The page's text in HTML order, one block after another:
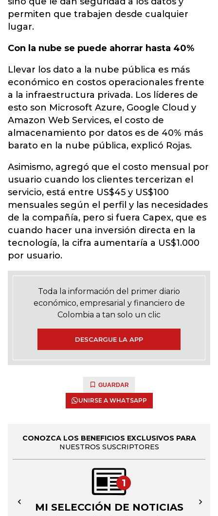
permiten que trabajen desde cualquier
lugar.
Con la nube se puede ahorrar hasta 40%
Llevar los dato a la nube pública es más
económico en costos operacionales frente
a la infraestructura privada. Los líderes de
esto son Microsoft Azure, Google Cloud y
Amazon Web Services, el costo de
almacenamiento por datos es de 40% más
barato en la nube pública, explicó Rojas.
Asimismo, agregó que el costo mensual por
usuario cuando los clientes tercerizan el
servicio, está entre US$45 y US$100
mensuales según el perfil y las necesidades
de la compañía, pero si fuera Capex, que es
cuando hacer una inversión directa en la
tecnología, la cifra aumentaría a US$1.000
por usuario.
Toda la información del primer diario
económico, empresarial y financiero de
Colombia a tan solo un clic
DESCARGUE LA APP
GUARDAR
UNIRSE A WHATSAPP
CONOZCA LOS BENEFICIOS EXCLUSIVOS PARA
NUESTROS SUSCRIPTORES
1
MI SELECCIÓN DE NOTICIAS
← →